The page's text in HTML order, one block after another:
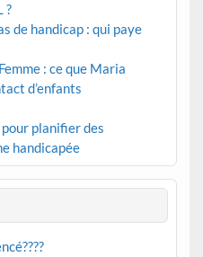
?
de handicap : qui paye
: ce que Maria
d’enfants
planifier des
handicapée